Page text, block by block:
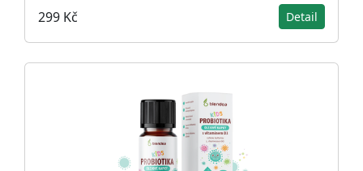
299 Kč Detail